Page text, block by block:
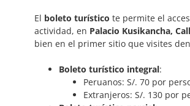
El boleto turístico te permite el
actividad, en Palacio Kusikancha,
bien en el primer sitio que visites
Boleto turístico integral:
Peruanos: S/. 70 por
Extranjeros: S/. 130 por